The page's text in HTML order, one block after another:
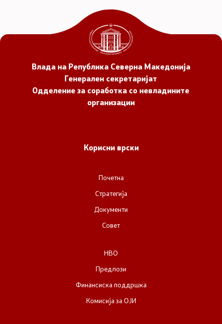
Влада на Република Северна Македонија
Генерален секретаријат
Одделение за соработка со невладините
организации
Корисни врски
Почетна
Стратегија
Документи
Совет
НВО
Предлози
Финансиска поддршка
Комисија за ОЈИ